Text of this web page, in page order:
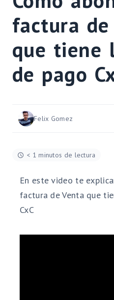
factura de
que tiene
de pago
Felix Gomez
< 1 minutos de lectura
En este video te
factura de Venta que
CxC